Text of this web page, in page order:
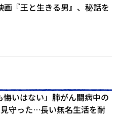
画『王と生きる男』、秘話を
悔いはない」肺がん闘病中の
守った…長い無名生活を耐